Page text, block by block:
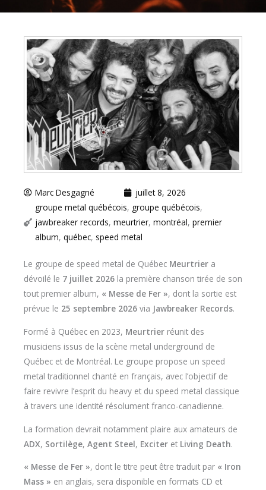
Marc Desgagné
juillet 8, 2026
groupe metal québécois, groupe québécois,
jawbreaker records, meurtrier, montréal, premier
album, québec, speed metal
Le groupe de speed metal de Québec Meurtrier a
dévoilé le 7 juillet 2026 la première chanson tirée de son
tout premier album, « Messe de Fer », dont la sortie est
prévue le 25 septembre 2026 via Jawbreaker Records.
Formé à Québec en 2023, Meurtrier réunit des
musiciens issus de la scène metal underground de
Québec et de Montréal. Le groupe propose un speed
metal traditionnel chanté en français, avec l’objectif de
faire revivre l’esprit du heavy et du speed metal classique
à travers une identité résolument franco-canadienne.
La formation devrait notamment plaire aux amateurs de
ADX, Sortilège, Agent Steel, Exciter et Living Death.
« Messe de Fer », dont le titre peut être traduit par « Iron
Mass » en anglais, sera disponible en formats CD et